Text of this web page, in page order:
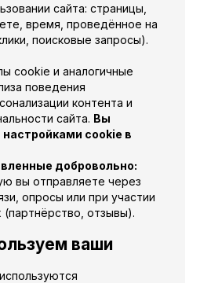
сайта: страницы,
время, проведённое на
поисковые запросы).
cookie и аналогичные
поведения
контента и
сайта. Вы
cookie в
добровольно:
вы отправляете через
опросы или при участии
отзывы).
ваши